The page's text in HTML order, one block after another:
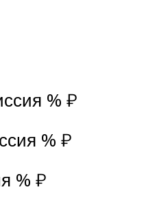
% ₽
% ₽
% ₽